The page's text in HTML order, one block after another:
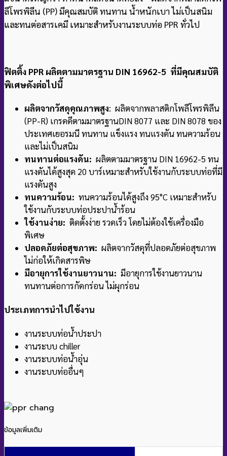
ลีโพรพิลีน (PP) มีคุณสมบัติ ทนทาน น้ำหนักเบา ไม่เป็นสนิม
และทนต่อสารเคมี เหมาะสำหรับงานระบบท่อ PPR ทั่วไป
ฟิตติ้ง PPR ผลิตตามมาตรฐาน DIN 16962-5 ที่มีคุณสมบัติ
พิเศษดังต่อไปนี้
ผลิตจากวัสดุคุณภาพสูง: ผลิตจากพลาสติกโพลีโพรพิลีน
(PP-R) เกรดดีตามมาตรฐานDIN 8077 และ DIN 8078 ของ
ประเทศเยอรมนี ทนทาน แข็งแรง ทนแรงดัน ทนความร้อน
และไม่เป็นสนิม
ทนทานต่อแรงดัน: ผลิตตามมาตรฐาน DIN 16962-5 ทน
แรงดันได้สูงสุด 20 บาร์เหมาะสำหรับใช้งานกับระบบท่อที่มี
แรงดันสูง
ทนความร้อน: ทนความร้อนได้สูงถึง 95°C เหมาะสำหรับ
ใช้งานกับระบบท่อประปาน้ำร้อน
ใช้งานง่าย: ติดตั้งง่าย รวดเร็ว โดยไม่ต้องใช้เครื่องมือ
พิเศษ
ปลอดภัยต่อสุขภาพ: ผลิตจากวัสดุที่ปลอดภัยต่อสุขภาพ
ไม่ก่อให้เกิดสารพิษ
มีอายุการใช้งานยาวนาน: มีอายุการใช้งานยาวนาน
ทนทานต่อการกัดกร่อน ไม่ผุกร่อน
ประเภทการนำไปใช้งาน
งานระบบท่อน้ำประปา
งานระบบ chiller
งานระบบท่อน้ำอุ่น
งานระบบท่ออื่นๆ
ข้อมูลเพิ่มเติม